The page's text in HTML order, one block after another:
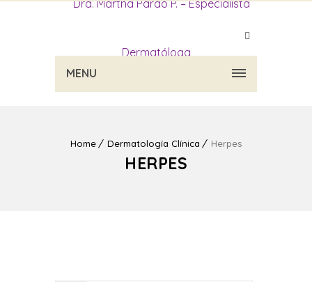
MENU
Home Dermatología Clínica Herpes
HERPES